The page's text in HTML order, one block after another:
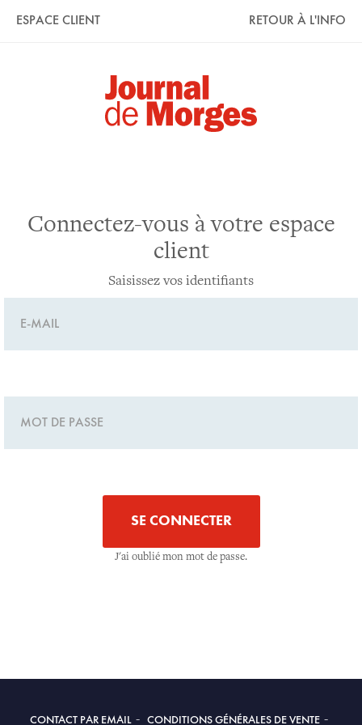
ESPACE CLIENT RETOUR À L'INFO
Connectez-vous à votre espace
client
Saisissez vos identifiants
J'ai oublié mon mot de passe.
CONTACT PAR EMAIL CONDITIONS GÉNÉRALES DE VENTE